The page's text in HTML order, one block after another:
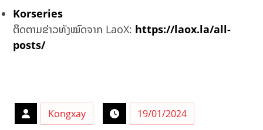
Korseries
ຕິດຕາມຂ່າວທັງໝົດຈາກ LaoX: https://laox.la/all-
posts/
Kongxay 19/01/2024